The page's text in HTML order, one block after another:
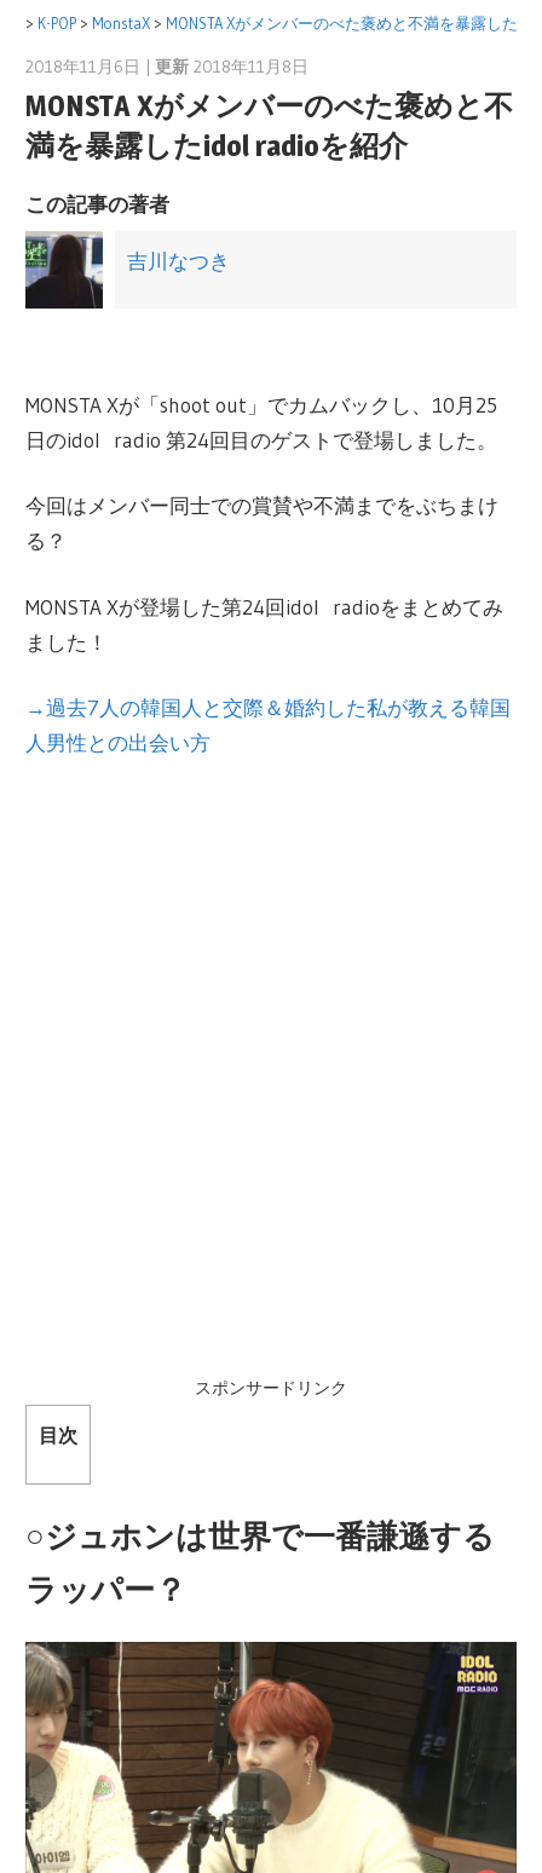
> K-POP > MonstaX > MONSTA Xがメンバーのべた褒めと不満を暴露した
2018年11月6日 |更新 2018年11月8日
MONSTA Xがメンバーのべた褒めと不
満を暴露したidol radioを紹介
この記事の著者
吉川なつき
MONSTA Xが 「shoot out 」でカムバックし、 10月25
日のidol radio第24回目のゲストで登場しました。
今回はメンバー同士での賞賛や不満までをぶちまけ
る？
MONSTA Xが登場した第24回idol radioをまとめてみ
ました！
→過去7人の韓国人と交際＆婚約した私が教える韓国
人男性との出会い方
スポンサードリンク
目次
○ジュホンは世界で一番謙遜する
ラッパー ？